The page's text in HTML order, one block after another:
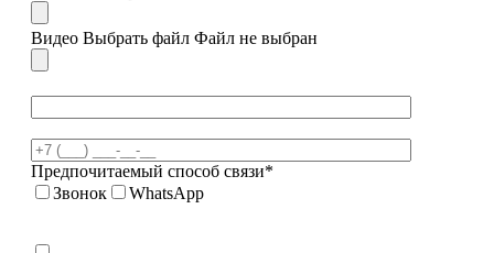
Видео Выбрать файл Файл не выбран
Предпочитаемый способ связи*
Звонок
WhatsApp